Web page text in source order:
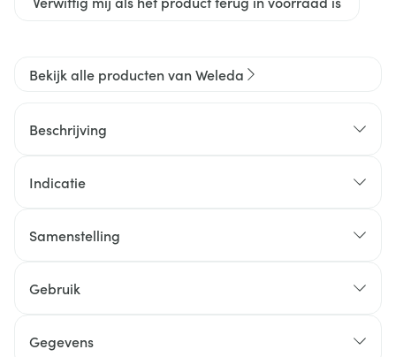
Bekijk alle producten van Weleda
Beschrijving
Indicatie
Samenstelling
Gebruik
Gegevens